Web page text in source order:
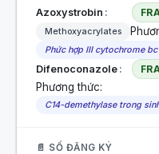
Azoxystrobin
Methoxyacrylates
Phức hợp III cytochrome
Difenoconazole
Phương thức:
C14-demethylase trong
📄 SỐ ĐĂNG KÝ